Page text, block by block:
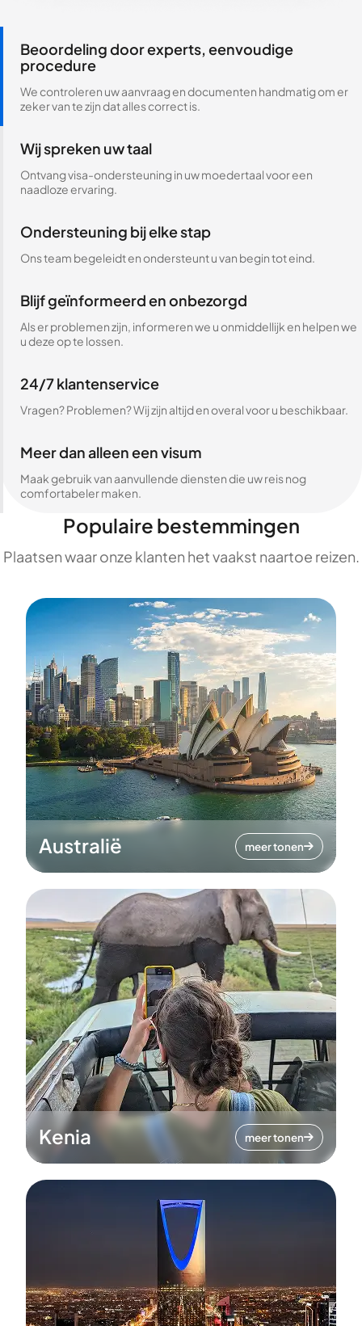
Beoordeling door experts, eenvoudige
procedure
We controleren uw aanvraag en documenten handmatig om er
zeker van te zijn dat alles correct is.
Wij spreken uw taal
Ontvang visa-ondersteuning in uw moedertaal voor een
naadloze ervaring.
Ondersteuning bij elke stap
Ons team begeleidt en ondersteunt u van begin tot eind.
Blijf geïnformeerd en onbezorgd
Als er problemen zijn, informeren we u onmiddellijk en helpen we
u deze op te lossen.
24/7 klantenservice
Vragen? Problemen? Wij zijn altijd en overal voor u beschikbaar.
Meer dan alleen een visum
Maak gebruik van aanvullende diensten die uw reis nog
comfortabeler maken.
Populaire bestemmingen
Plaatsen waar onze klanten het vaakst naartoe reizen.
Australië meer tonen
Kenia meer tonen